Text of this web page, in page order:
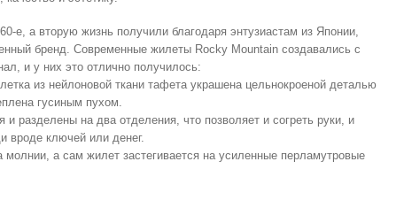
е, а вторую жизнь получили благодаря энтузиастам из Японии,
бренд. Современные жилеты Rocky Mountain создавались с
и у них это отлично получилось:
из нейлоновой ткани тафета украшена цельнокроеной деталью
гусиным пухом.
разделены на два отделения, что позволяет и согреть руки, и
вроде ключей или денег.
а сам жилет застегивается на усиленные перламутровые